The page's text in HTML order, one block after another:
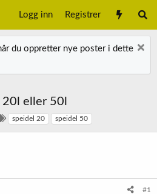
Logg inn Registrer
du oppretter nye poster i dette
20l eller 50l
speidel 20 speidel 50
#1